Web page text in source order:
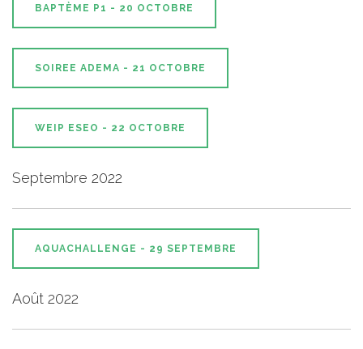
BAPTÈME P1 - 20 OCTOBRE
SOIREE ADEMA - 21 OCTOBRE
WEIP ESEO - 22 OCTOBRE
Septembre 2022
AQUACHALLENGE - 29 SEPTEMBRE
Août 2022